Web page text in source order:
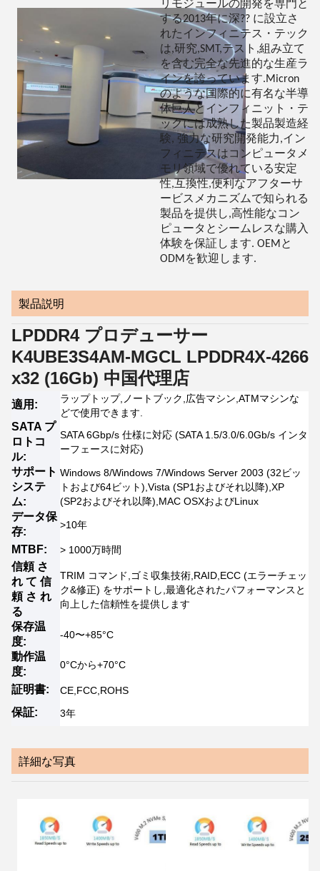
リモジュールの開発を専門と
する2013年に深?? に設立さ
れたインフィニテス・テック
は,研究,SMT,テスト,組み立て
を含む完全な先進的な生産ラ
インを誇っています.Micron
のような国際的に有名な半導
体巨人とインフィニット・テ
ックには成熟した製品製造経
験, 強力な研究開発能力,イン
フィニテスはコンピュータメ
モリ領域で優れている安定
性,互換性,便利なアフターサ
ービスメカニズムで知られる
製品を提供し,高性能なコン
ピュータとシームレスな購入
体験を保証します. OEMと
ODMを歓迎します.
製品説明
LPDDR4 プロデューサー
K4UBE3S4AM-MGCL LPDDR4X-4266
x32 (16Gb) 中国代理店
適用:
ラップトップ,ノートブック,広告マシン,ATMマシンな
どで使用できます.
SATA プ
ロトコ
ル:
SATA 6Gbp/s 仕様に対応 (SATA 1.5/3.0/6.0Gb/s インタ
ーフェースに対応)
サポート
システ
ム:
Windows 8/Windows 7/Windows Server 2003 (32ビッ
トおよび64ビット),Vista (SP1およびそれ以降),XP
(SP2およびそれ以降),MAC OSXおよびLinux
データ保
存:
>10年
MTBF: > 1000万時間
信頼 さ
れ て 信
頼 さ れ
る
TRIM コマンド,ゴミ収集技術,RAID,ECC (エラーチェッ
ク&修正) をサポートし,最適化されたパフォーマンスと
向上した信頼性を提供します
保存温
度:
-40〜+85°C
動作温
度:
0°Cから+70°C
証明書: CE,FCC,ROHS
保証: 3年
詳細な写真